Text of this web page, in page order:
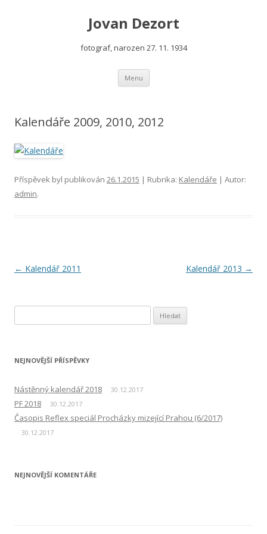
Jovan Dezort
fotograf, narozen 27. 11. 1934
Menu Přejít
obsahu
Kalendáře 2009, 2010, 2012
Příspěvek byl publikován 26.1.2015 | Rubrika: Kalendáře | Autor:
admin.
Navigace
← Kalendář 2011 Kalendář 2013 →
NEJNOVĚJŠÍ PŘÍSPĚVKY
Nástěnný kalendář 2018 30.12.2017
PF 2018 30.12.2017
Časopis Reflex speciál Procházky mizející Prahou (6/2017)
30.12.2017
NEJNOVĚJŠÍ KOMENTÁŘE